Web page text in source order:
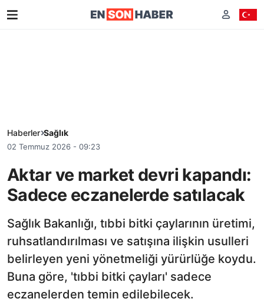
Haberler Sağlık
02 Temmuz 2026 - 09:23
Aktar ve market devri kapandı:
Sadece eczanelerde satılacak
Sağlık Bakanlığı, tıbbi bitki çaylarının üretimi,
ruhsatlandırılması ve satışına ilişkin usulleri
belirleyen yeni yönetmeliği yürürlüğe koydu.
Buna göre, 'tıbbi bitki çayları' sadece
eczanelerden temin edilebilecek.